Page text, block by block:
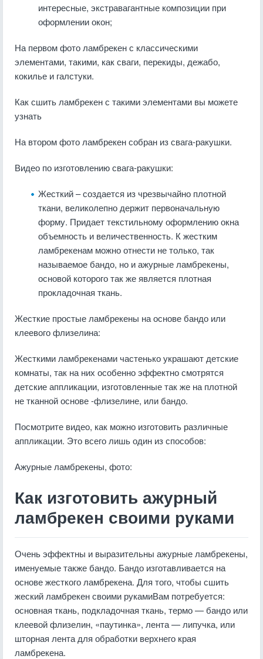
интересные, экстравагантные композиции при
оформлении окон;
На первом фото ламбрекен с классическими
элементами, такими, как сваги, перекиды, дежабо,
кокилье и галстуки.
Как сшить ламбрекен с такими элементами вы можете
узнать
На втором фото ламбрекен собран из свага-ракушки.
Видео по изготовлению свага-ракушки:
Жесткий – создается из чрезвычайно плотной
ткани, великолепно держит первоначальную
форму. Придает текстильному оформлению окна
объемность и величественность. К жестким
ламбрекенам можно отнести не только, так
называемое бандо, но и ажурные ламбрекены,
основой которого так же является плотная
прокладочная ткань.
Жесткие простые ламбрекены на основе бандо или
клеевого флизелина:
Жесткими ламбрекенами частенько украшают детские
комнаты, так на них особенно эффектно смотрятся
детские аппликации, изготовленные так же на плотной
не тканной основе -флизелине, или бандо.
Посмотрите видео, как можно изготовить различные
аппликации. Это всего лишь один из способов:
Ажурные ламбрекены, фото:
Как изготовить ажурный
ламбрекен своими руками
Очень эффектны и выразительны ажурные ламбрекены,
именуемые также бандо. Бандо изготавливается на
основе жесткого ламбрекена. Для того, чтобы сшить
жеский ламбрекен своими рукамиВам потребуется:
основная ткань, подкладочная ткань, термо — бандо или
клеевой флизелин, «паутинка», лента — липучка, или
шторная лента для обработки верхнего края
ламбрекена.